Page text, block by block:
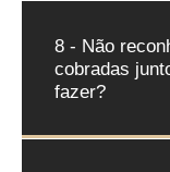
8 - Não
cobradas
fazer?